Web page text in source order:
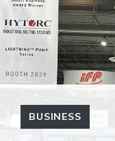
BUSINESS